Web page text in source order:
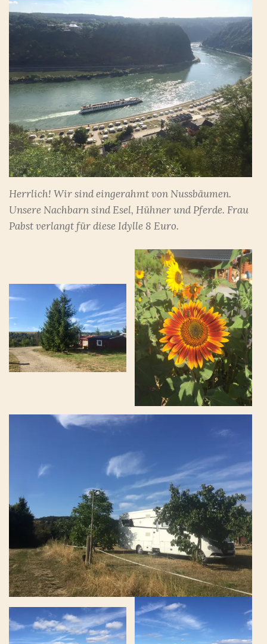
Herrlich! Wir sind eingerahmt von Nussbäumen.
Unsere Nachbarn sind Esel, Hühner und Pferde. Frau
Pabst verlangt für diese Idylle 8 Euro.